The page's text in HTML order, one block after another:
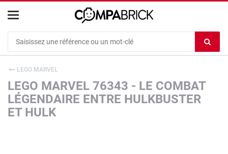
le
LEGO MARVEL
LEGO MARVEL 76343 - LE COMBAT
LÉGENDAIRE ENTRE HULKBUSTER
ET HULK
Cookies management panel